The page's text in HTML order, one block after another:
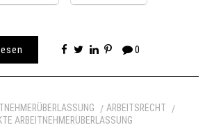
0
ARBEITSRECHT
ARBEITNEHMERÜBERLASSUNG